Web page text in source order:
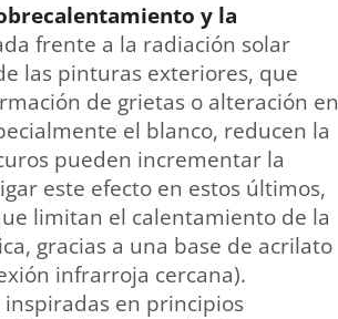
y la
frente a la radiación solar
las pinturas exteriores, que
de grietas o alteración en
el blanco, reducen la
pueden incrementar la
este efecto en estos últimos,
limitan el calentamiento de la
gracias a una base de acrilato
infrarroja cercana).
en principios